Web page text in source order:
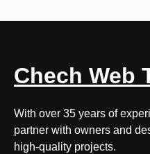
Chech Web
With over 35 years of
partner with owners and
high-quality projects.